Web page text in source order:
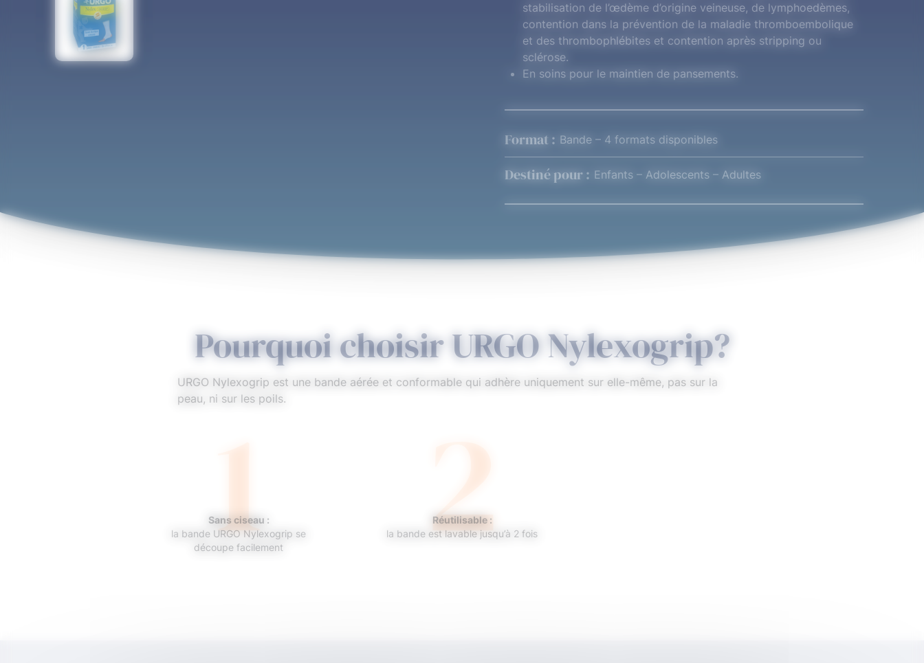
stabilisation de l’œdème d’origine veineuse, de lymphoedèmes,
contention dans la prévention de la maladie thromboembolique
et des thrombophlébites et contention après stripping ou
sclérose.
En soins pour le maintien de pansements.
Format : Bande – 4 formats disponibles
Destiné pour : Enfants – Adolescents – Adultes
Pourquoi choisir URGO Nylexogrip?
URGO Nylexogrip est une bande aérée et conformable qui adhère uniquement sur elle-même, pas sur la
peau, ni sur les poils.
1
Sans ciseau :
la bande URGO Nylexogrip se
découpe facilement
2
Réutilisable :
la bande est lavable jusqu’à 2 fois